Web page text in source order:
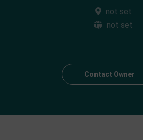
not set
not set
Contact Owner